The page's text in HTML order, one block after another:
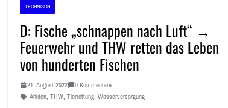
TECHNISCH
D: Fische „schnappen nach Luft“ →
Feuerwehr und THW retten das Leben
von hunderten Fischen
21. August 2022 0 Kommentare
Ahlden, THW, Tierrettung, Wasserversorgung